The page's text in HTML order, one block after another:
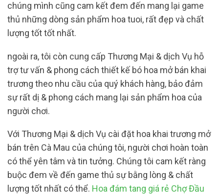
chúng mình cũng cam kết đem đến mang lại game
thủ những dòng sản phẩm hoa tuoi, rất đẹp và chất
lượng tốt tốt nhất.
ngoài ra, tôi còn cung cấp Thương Mại & dịch Vụ hỗ
trợ tư vấn & phong cách thiết kế bó hoa mở bán khai
trương theo nhu cầu của quý khách hàng, bảo đảm
sự rất dị & phong cách mang lại sản phẩm hoa của
người chơi.
Với Thương Mại & dịch Vụ cài đặt hoa khai trương mở
bán trên Cà Mau của chúng tôi, người chơi hoàn toàn
có thể yên tâm và tin tưởng. Chúng tôi cam kết ràng
buộc đem về đến game thủ sự bằng lòng & chất
lượng tốt nhất có thể. Hoa đám tang giá rẻ Chợ Đầu